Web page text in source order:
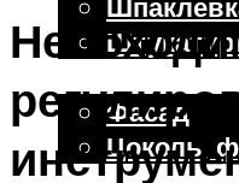
Внешняя
Фасад
Цоколь,